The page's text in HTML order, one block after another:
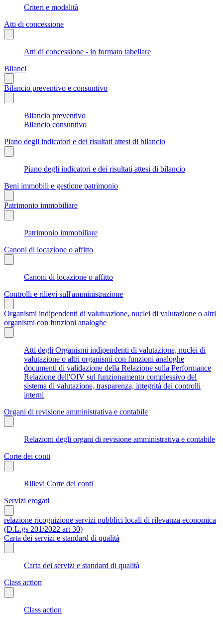
Criteri e modalità
Atti di concessione
Atti di concessione - in formato tabellare
Bilanci
Bilancio preventivo e consuntivo
Bilancio preventivo
Bilancio consuntivo
Piano degli indicatori e dei risultati attesi di bilancio
Piano degli indicatori e dei risultati attesi di bilancio
Beni immobili e gestione patrimonio
Patrimonio immobiliare
Patrimonio immobiliare
Canoni di locazione o affitto
Canoni di locazione o affitto
Controlli e rilievi sull'amministrazione
Organismi indipendenti di valutuazione, nuclei di valutazione o altri
organismi con funzioni analoghe
Atti degli Organismi indipendenti di valutazione, nuclei di
valutazione o altri organismi con funzioni analoghe
documenti di validazione della Relazione sulla Performance
Relazione dell'OIV sul funzionamento complessivo del
sistema di valutazione, trasparenza, integrità dei controlli
interni
Organi di revisione amministrativa e contabile
Relazioni degli organi di revisione amministrativa e contabile
Corte dei conti
Rilievi Corte dei conti
Servizi erogati
relazione ricognizione servizi pubblici locali di rilevanza economica
(D.L.gs 201/2022 art 30)
Carta dei servizi e standard di qualità
Carta dei servizi e standard di qualità
Class action
Class action